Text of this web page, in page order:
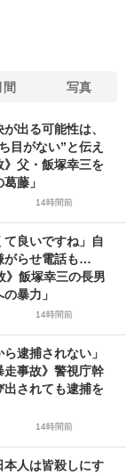
間 写真
出る可能性は、
目がない”と伝え
父・飯塚幸三を
藤」
14時間前
て良いですね」自
がらせ電話も…
》飯塚幸三の長男
暴力」
14時間前
逮捕されない」
事故》警視庁幹
出されても逮捕を
14時間前
本人は皆殺しにす